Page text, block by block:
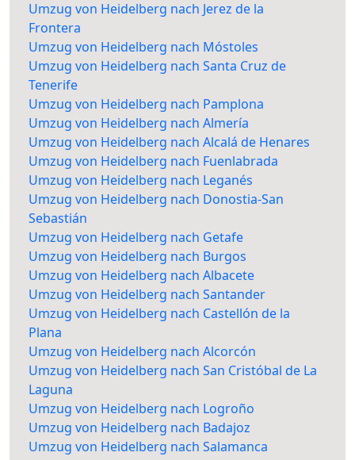
Umzug von Heidelberg nach Jerez de la
Frontera
Umzug von Heidelberg nach Móstoles
Umzug von Heidelberg nach Santa Cruz de
Tenerife
Umzug von Heidelberg nach Pamplona
Umzug von Heidelberg nach Almería
Umzug von Heidelberg nach Alcalá de Henares
Umzug von Heidelberg nach Fuenlabrada
Umzug von Heidelberg nach Leganés
Umzug von Heidelberg nach Donostia-San
Sebastián
Umzug von Heidelberg nach Getafe
Umzug von Heidelberg nach Burgos
Umzug von Heidelberg nach Albacete
Umzug von Heidelberg nach Santander
Umzug von Heidelberg nach Castellón de la
Plana
Umzug von Heidelberg nach Alcorcón
Umzug von Heidelberg nach San Cristóbal de La
Laguna
Umzug von Heidelberg nach Logroño
Umzug von Heidelberg nach Badajoz
Umzug von Heidelberg nach Salamanca